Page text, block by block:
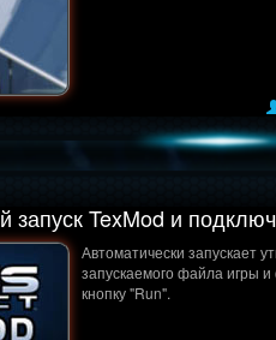
запуск TexMod и
Автоматически запускает
запускаемого файла игры
кнопку "Run".